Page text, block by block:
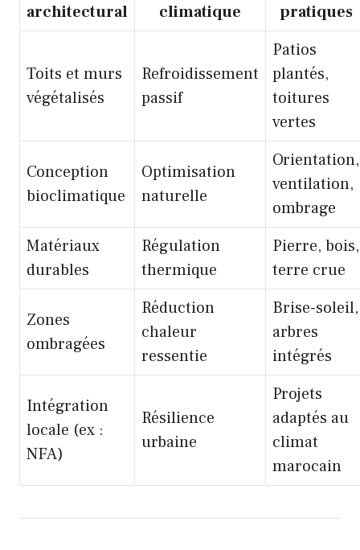
architectural
climatique
pratiques
Toits et murs
végétalisés
Refroidissement
passif
Patios
plantés,
toitures
vertes
Conception
bioclimatique
Optimisation
naturelle
Orientation,
ventilation,
ombrage
Matériaux
durables
Régulation
thermique
Pierre, bois,
terre crue
Zones
ombragées
Réduction
chaleur
ressentie
Brise-soleil,
arbres
intégrés
Intégration
locale (ex :
NFA)
Résilience
urbaine
Projets
adaptés au
climat
marocain